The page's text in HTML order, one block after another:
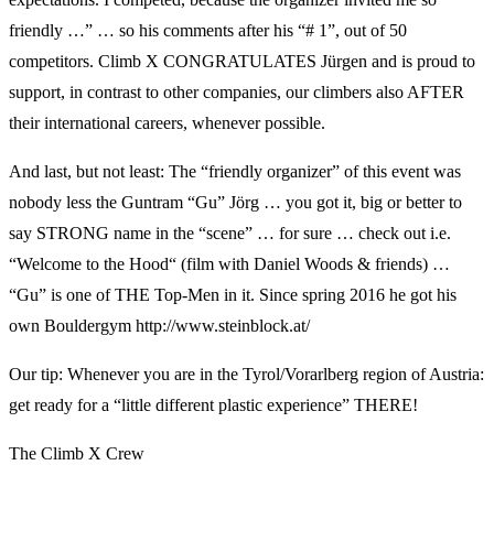
friendly …” … so his comments after his “# 1”, out of 50
competitors. Climb X CONGRATULATES Jürgen and is proud to
support, in contrast to other companies, our climbers also AFTER
their international careers, whenever possible.
And last, but not least: The “friendly organizer” of this event was
nobody less the Guntram “Gu” Jörg … you got it, big or better to
say STRONG name in the “scene” … for sure … check out i.e.
“Welcome to the Hood“ (film with Daniel Woods & friends) …
“Gu” is one of THE Top-Men in it. Since spring 2016 he got his
own Bouldergym http://www.steinblock.at/
Our tip: Whenever you are in the Tyrol/Vorarlberg region of Austria:
get ready for a “little different plastic experience” THERE!
The Climb X Crew